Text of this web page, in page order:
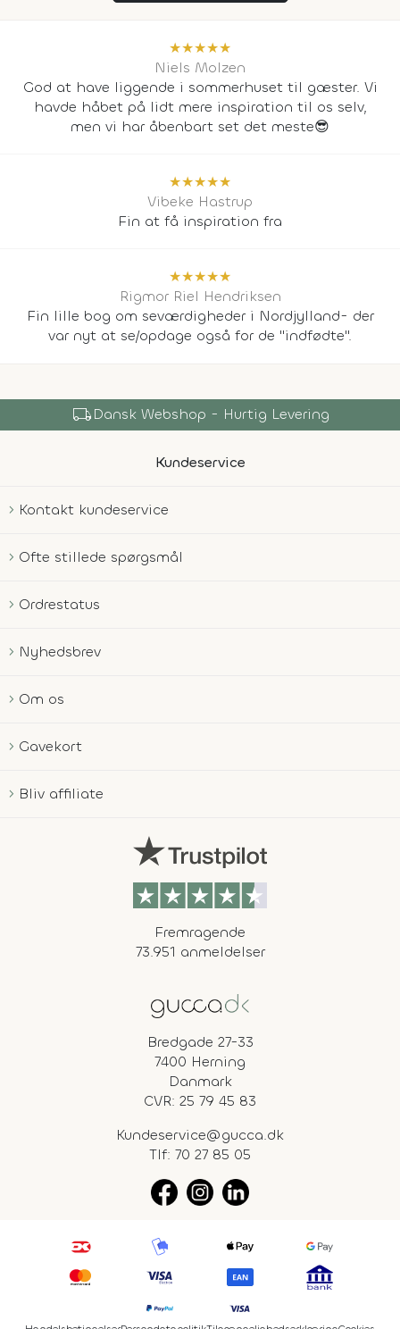
★★★★★
Niels Molzen
God at have liggende i sommerhuset til gæster. Vi
havde håbet på lidt mere inspiration til os selv,
men vi har åbenbart set det meste😎
★★★★★
Vibeke Hastrup
Fin at få inspiration fra
★★★★★
Rigmor Riel Hendriksen
Fin lille bog om seværdigheder i Nordjylland- der
var nyt at se/opdage også for de "indfødte".
local_shippingDansk Webshop - Hurtig Levering
Kundeservice
Kontakt kundeservice
Ofte stillede spørgsmål
Ordrestatus
Nyhedsbrev
Om os
Gavekort
Bliv affiliate
Fremragende
73.951 anmeldelser
Bredgade 27-33
7400 Herning
Danmark
CVR: 25 79 45 83
Kundeservice@gucca.dk
Tlf: 70 27 85 05